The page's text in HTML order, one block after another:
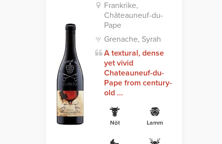
Frankrike,
Châteauneuf-du-
Pape
Grenache, Syrah
A textural, dense
yet vivid
Chateauneuf-du-
Pape from century-
old ...
Nöt Lamm